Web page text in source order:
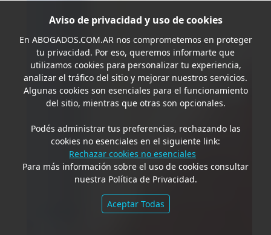
Aviso de privacidad y uso de cookies
En ABOGADOS.COM.ARnos comprometemos en proteger
tu privacidad. Por eso, queremos informarte que
utilizamos cookies para personalizar tu experiencia,
analizar el tráfico del sitio y mejorar nuestros servicios.
Algunas cookies son esenciales para el funcionamiento
del sitio, mientras que otras son opcionales.
Podés administrar tus preferencias, rechazando las
cookies no esenciales en el siguiente link:
Rechazar cookies no esenciales
Para más información sobre el uso de cookies consultar
nuestra Política de Privacidad.
Aceptar Todas